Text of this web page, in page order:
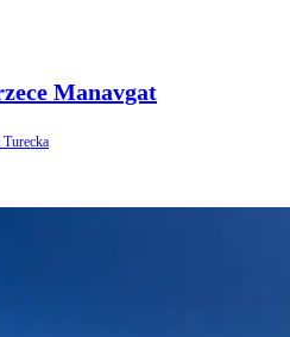
Manavgat